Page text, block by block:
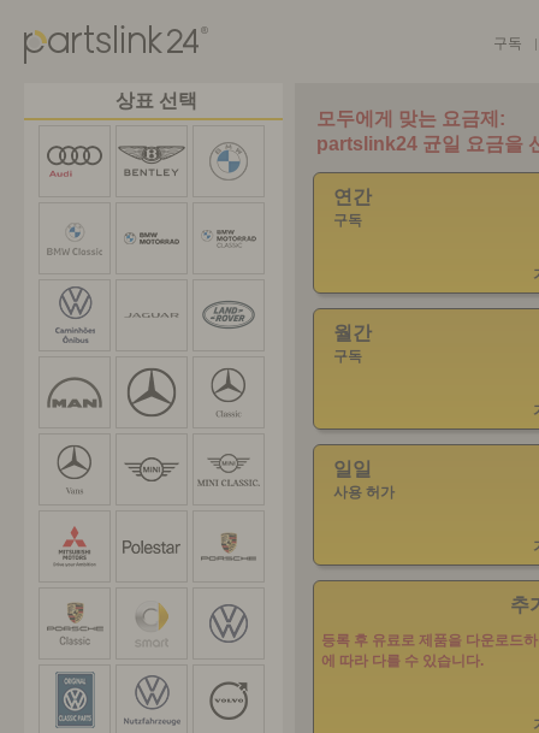
구독 |
상표 선택
연간
구독
월간
구독
일일
사용 허가
추
등록 후 유료로 제품을 다운로드
에 따라 다를 수 있습니다.